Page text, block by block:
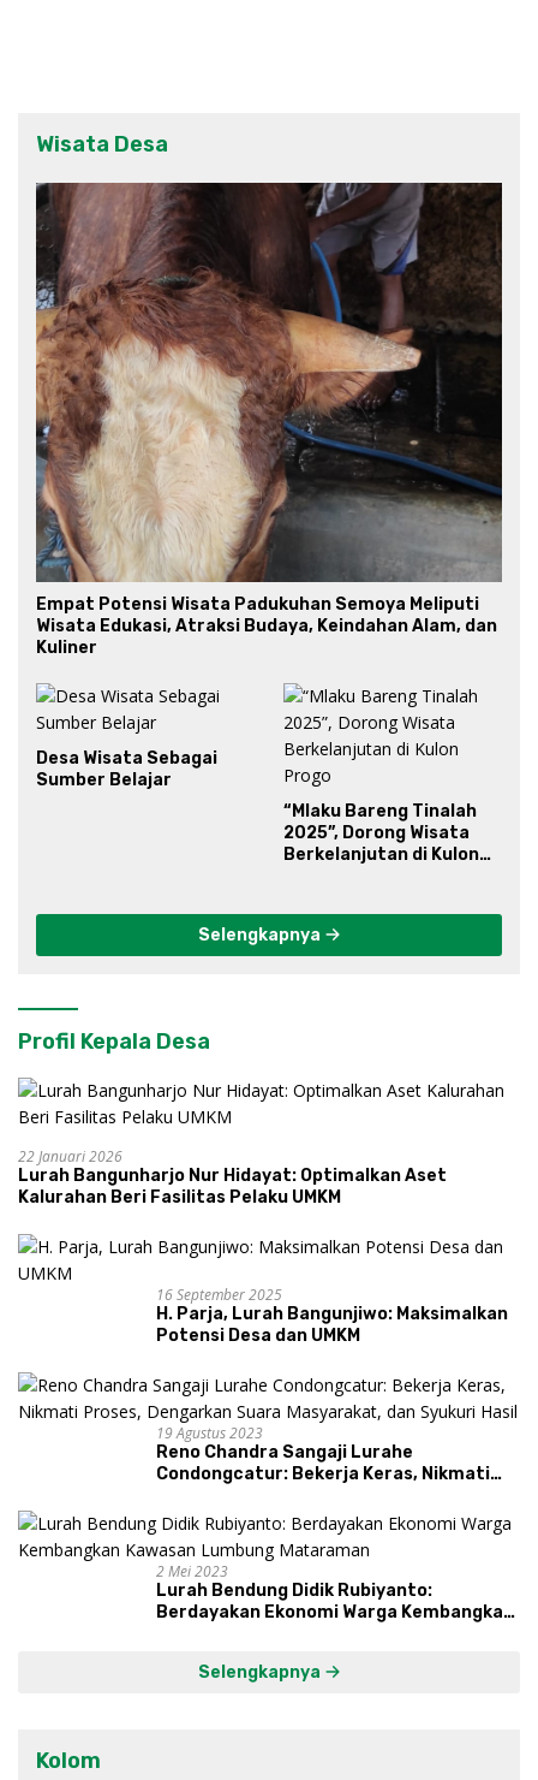
Wisata Desa
Empat Potensi Wisata Padukuhan Semoya Meliputi
Wisata Edukasi, Atraksi Budaya, Keindahan Alam, dan
Kuliner
Desa Wisata Sebagai
Sumber Belajar
“Mlaku Bareng Tinalah
2025”, Dorong Wisata
Berkelanjutan di Kulon
Selengkapnya
Profil Kepala Desa
22 Januari 2026
Lurah Bangunharjo Nur Hidayat: Optimalkan Aset
Kalurahan Beri Fasilitas Pelaku UMKM
16 September 2025
H. Parja, Lurah Bangunjiwo: Maksimalkan
Potensi Desa dan UMKM
19 Agustus 2023
Reno Chandra Sangaji Lurahe
Condongcatur: Bekerja Keras, Nikmati
dan Syukuri Hasil
2 Mei 2023
Lurah Bendung Didik Rubiyanto:
Berdayakan Ekonomi Warga Kembangkan
Selengkapnya
Kolom